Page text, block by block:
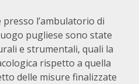
l’ambulatorio di
pugliese sono state
e strumentali, quali la
rispetto a quella
delle misure finalizzate